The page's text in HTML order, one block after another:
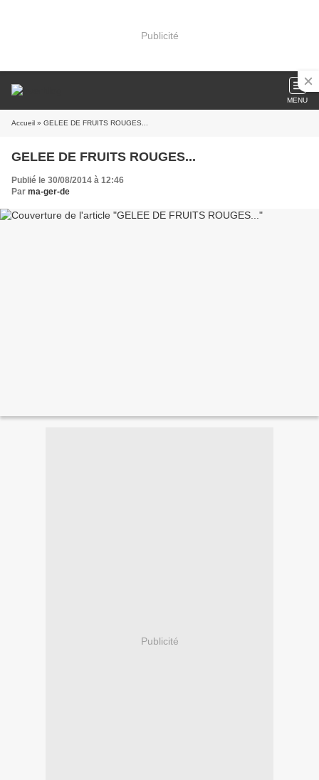
Publicité
MENU
Accueil » GELEE DE FRUITS ROUGES...
GELEE DE FRUITS ROUGES...
Publié le 30/08/2014 à 12:46
Par ma-ger-de
Publicité